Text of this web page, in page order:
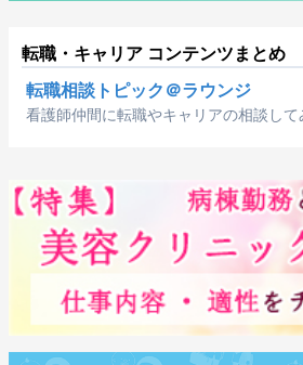
転職・キャリア コンテンツまとめ
転職相談トピック＠ラウンジ
看護師仲間に転職やキャリアの相談して